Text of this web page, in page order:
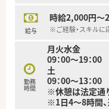
給与
時給2,000円～
※ご経験・スキルに
勤務
時間
月火水金
09：00～19：00
土
09：00～13：00
※休憩は法定通
※1日4～8時間